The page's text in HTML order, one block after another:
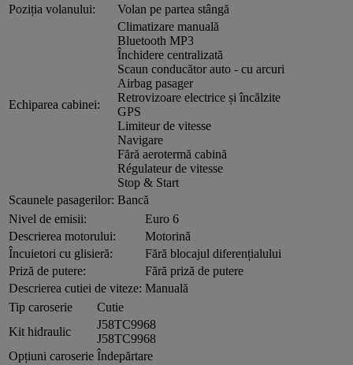
Poziția volanului:
Volan pe partea stângă
Echiparea cabinei:
Climatizare manuală
Bluetooth MP3
Închidere centralizată
Scaun conducător auto - cu arcuri
Airbag pasager
Retrovizoare electrice și încălzite
GPS
Limiteur de vitesse
Navigare
Fără aerotermă cabină
Régulateur de vitesse
Stop & Start
Scaunele pasagerilor: Bancă
Nivel de emisii:
Euro 6
Descrierea motorului:
Motorină
Încuietori cu glisieră:
Fără blocajul diferențialului
Priză de putere:
Fără priză de putere
Descrierea cutiei de viteze: Manuală
Tip caroserie
Cutie
Kit hidraulic
J58TC9968
J58TC9968
Opțiuni caroserie Îndepărtare